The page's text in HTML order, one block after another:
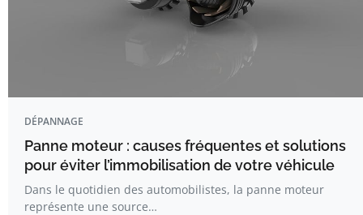
DÉPANNAGE
Panne moteur : causes fréquentes et solutions
pour éviter l’immobilisation de votre véhicule
Dans le quotidien des automobilistes, la panne moteur
représente une source…